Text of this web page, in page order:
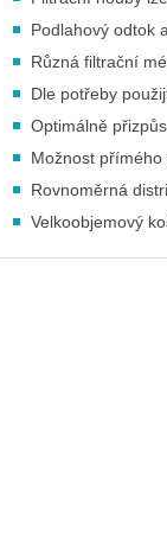
Podlahový odtok
Různá filtrační
Dle potřeby
Optimálně
Možnost
Rovnoměrná
Velkoobjemový